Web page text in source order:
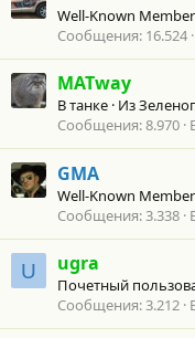
Well-Known Member
Сообщения 16.524
MATway
В танке · Из
Сообщения 8.970
GMA
Well-Known Member
Сообщения 3.338
U ugra
Почетный
Сообщения 3.212